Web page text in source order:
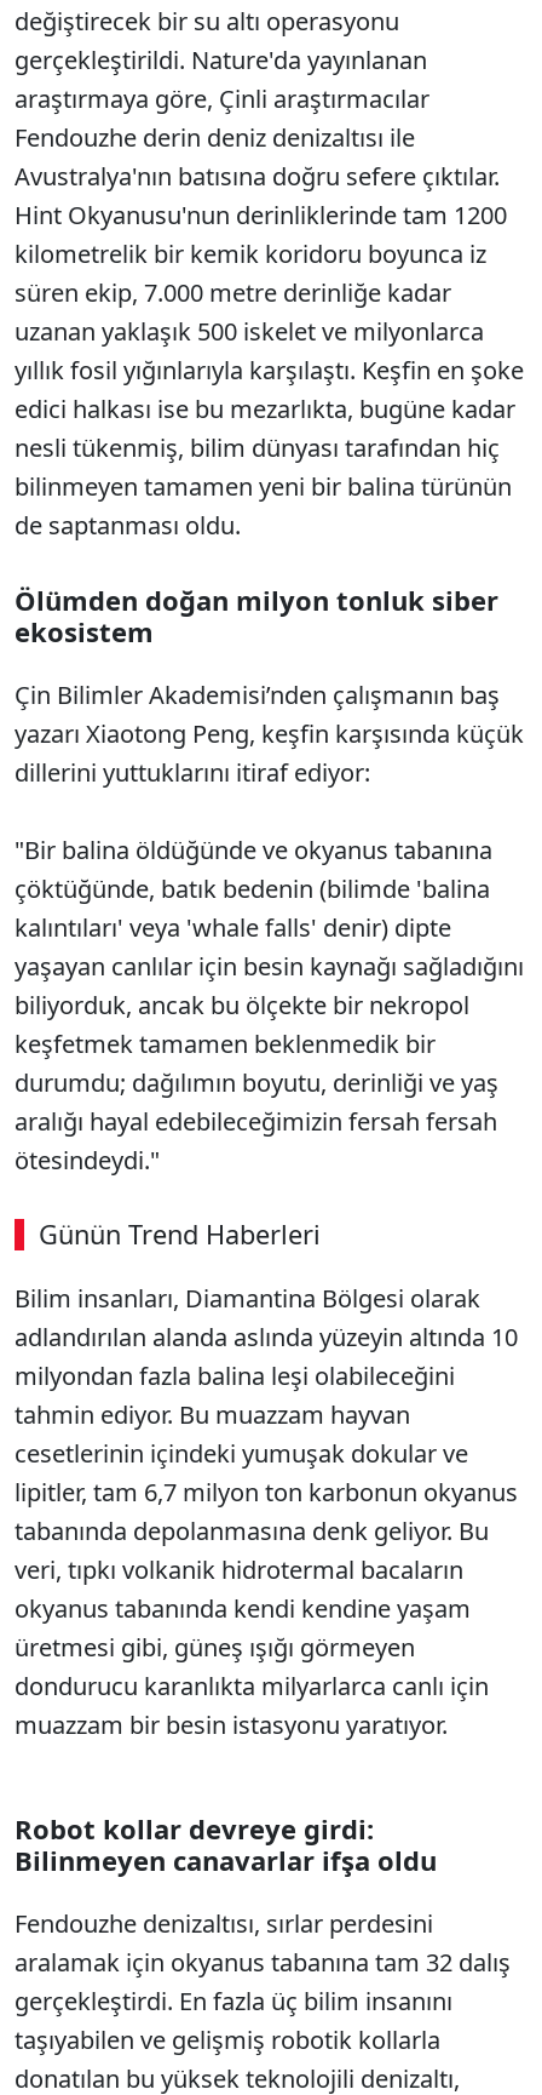
değiştirecek bir su altı operasyonu
gerçekleştirildi. Nature'da yayınlanan
araştırmaya göre, Çinli araştırmacılar
Fendouzhe derin deniz denizaltısı ile
Avustralya'nın batısına doğru sefere çıktılar.
Hint Okyanusu'nun derinliklerinde tam 1200
kilometrelik bir kemik koridoru boyunca iz
süren ekip, 7.000 metre derinliğe kadar
uzanan yaklaşık 500 iskelet ve milyonlarca
yıllık fosil yığınlarıyla karşılaştı. Keşfin en şoke
edici halkası ise bu mezarlıkta, bugüne kadar
nesli tükenmiş, bilim dünyası tarafından hiç
bilinmeyen tamamen yeni bir balina türünün
de saptanması oldu.
Ölümden doğan milyon tonluk siber
ekosistem
Çin Bilimler Akademisi’nden çalışmanın baş
yazarı Xiaotong Peng, keşfin karşısında küçük
dillerini yuttuklarını itiraf ediyor:
"Bir balina öldüğünde ve okyanus tabanına
çöktüğünde, batık bedenin (bilimde 'balina
kalıntıları' veya 'whale falls' denir) dipte
yaşayan canlılar için besin kaynağı sağladığını
biliyorduk, ancak bu ölçekte bir nekropol
keşfetmek tamamen beklenmedik bir
durumdu; dağılımın boyutu, derinliği ve yaş
aralığı hayal edebileceğimizin fersah fersah
ötesindeydi."
Günün Trend Haberleri
Bilim insanları, Diamantina Bölgesi olarak
adlandırılan alanda aslında yüzeyin altında 10
milyondan fazla balina leşi olabileceğini
tahmin ediyor. Bu muazzam hayvan
cesetlerinin içindeki yumuşak dokular ve
lipitler, tam 6,7 milyon ton karbonun okyanus
tabanında depolanmasına denk geliyor. Bu
veri, tıpkı volkanik hidrotermal bacaların
okyanus tabanında kendi kendine yaşam
üretmesi gibi, güneş ışığı görmeyen
dondurucu karanlıkta milyarlarca canlı için
muazzam bir besin istasyonu yaratıyor.
Robot kollar devreye girdi:
Bilinmeyen canavarlar ifşa oldu
Fendouzhe denizaltısı, sırlar perdesini
aralamak için okyanus tabanına tam 32 dalış
gerçekleştirdi. En fazla üç bilim insanını
taşıyabilen ve gelişmiş robotik kollarla
donatılan bu yüksek teknolojili denizaltı,